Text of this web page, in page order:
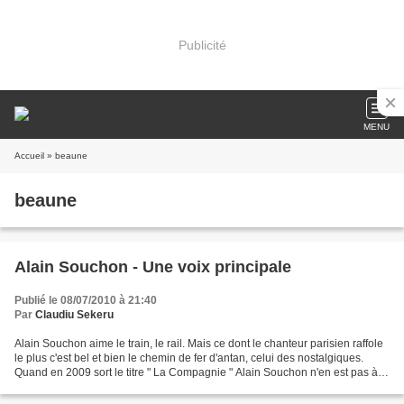
Publicité
MENU
Accueil » beaune
beaune
Alain Souchon - Une voix principale
Publié le 08/07/2010 à 21:40
Par Claudiu Sekeru
Alain Souchon aime le train, le rail. Mais ce dont le chanteur parisien raffole
le plus c'est bel et bien le chemin de fer d'antan, celui des nostalgiques.
Quand en 2009 sort le titre " La Compagnie " Alain Souchon n'en est pas à